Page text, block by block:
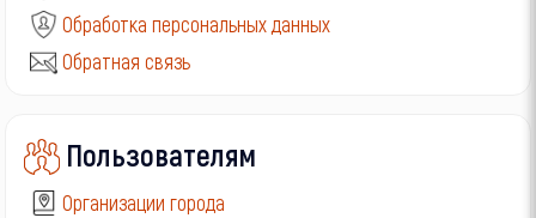
Обработка персональных данных
Обратная связь
Пользователям
Организации города